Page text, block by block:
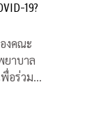
19?
งคณะ
ยาบาล
อร่วมหา